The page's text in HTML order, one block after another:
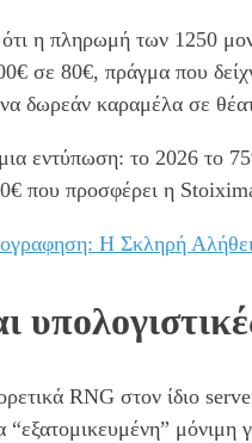
η πληρωμή των 1250
σε 80€, πράγμα που
δωρεάν καραμέλα σε
εντύπωση: το 2026 το
που προσφέρει η
Η Σκληρή
RNG στον ίδιο